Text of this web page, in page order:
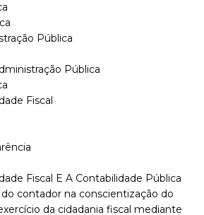
Pública
Pública
Fiscal
Fiscal E A Contabilidade Pública
contador na conscientização do
da cidadania fiscal mediante